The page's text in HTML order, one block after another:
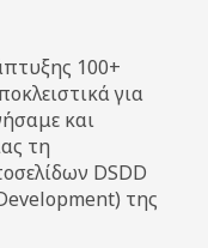
100+
για
και
τη
DSDD
της